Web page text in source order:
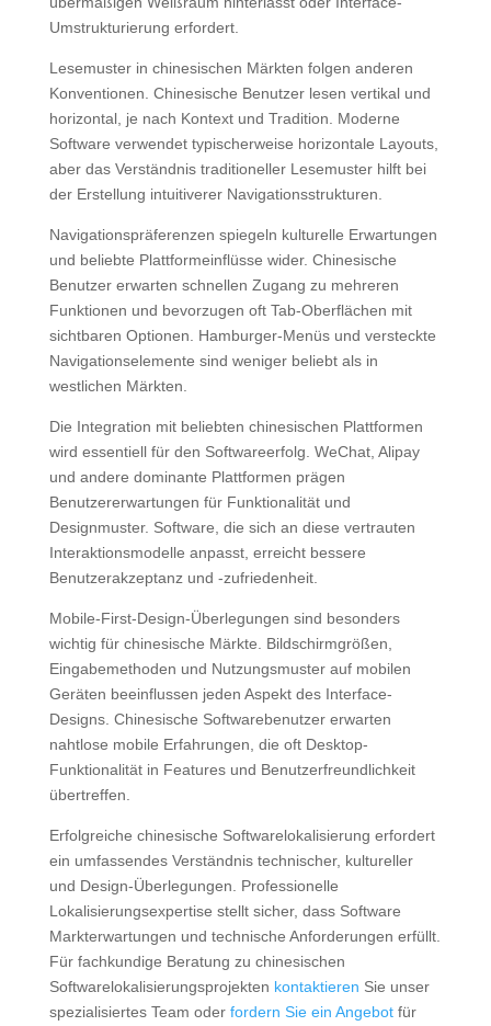
Umstrukturierung erfordert.
Lesemuster in chinesischen Märkten folgen anderen
Konventionen. Chinesische Benutzer lesen vertikal und
horizontal, je nach Kontext und Tradition. Moderne
Software verwendet typischerweise horizontale Layouts,
aber das Verständnis traditioneller Lesemuster hilft bei
der Erstellung intuitiverer Navigationsstrukturen.
Navigationspräferenzen spiegeln kulturelle Erwartungen
und beliebte Plattformeinflüsse wider. Chinesische
Benutzer erwarten schnellen Zugang zu mehreren
Funktionen und bevorzugen oft Tab-Oberflächen mit
sichtbaren Optionen. Hamburger-Menüs und versteckte
Navigationselemente sind weniger beliebt als in
westlichen Märkten.
Die Integration mit beliebten chinesischen Plattformen
wird essentiell für den Softwareerfolg. WeChat, Alipay
und andere dominante Plattformen prägen
Benutzererwartungen für Funktionalität und
Designmuster. Software, die sich an diese vertrauten
Interaktionsmodelle anpasst, erreicht bessere
Benutzerakzeptanz und -zufriedenheit.
Mobile-First-Design-Überlegungen sind besonders
wichtig für chinesische Märkte. Bildschirmgrößen,
Eingabemethoden und Nutzungsmuster auf mobilen
Geräten beeinflussen jeden Aspekt des Interface-
Designs. Chinesische Softwarebenutzer erwarten
nahtlose mobile Erfahrungen, die oft Desktop-
Funktionalität in Features und Benutzerfreundlichkeit
übertreffen.
Erfolgreiche chinesische Softwarelokalisierung erfordert
ein umfassendes Verständnis technischer, kultureller
und Design-Überlegungen. Professionelle
Lokalisierungsexpertise stellt sicher, dass Software
Markterwartungen und technische Anforderungen erfüllt.
Für fachkundige Beratung zu chinesischen
Softwarelokalisierungsprojekten kontaktieren Sie unser
spezialisiertes Team oder fordern Sie ein Angebotfür